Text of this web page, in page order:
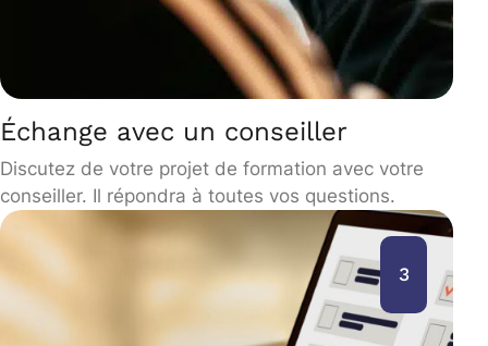
Échange avec un conseiller
Discutez de votre projet de formation avec votre
conseiller. Il répondra à toutes vos questions.
3